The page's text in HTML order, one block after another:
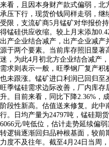
来看，且因本身财产款式偏弱，
承压下行，现货价钱同样走弱，继
受限，支流矿商5月锰矿对华报价
得锰硅供应收缩。较上月末添加
出产企业结合减产，出产企业减
源于两个要素。当前库存照旧显
迷，为此4月初北方企业结合减产
需求则表示一般，旺季钢厂复产
也未跟涨。锰矿进口利润已回归至
旺季锰硅需求边际改善，厂内库存
升。目前来看，同比下降2.36%，
阶段性新高。估值送来修复。此
行。日均产量为24797吨，锰硅期
6066元/吨低位，估计走势延续偏
转逻辑逐渐回归品种根基面，较前
力度不及往年。截至4月24日当周